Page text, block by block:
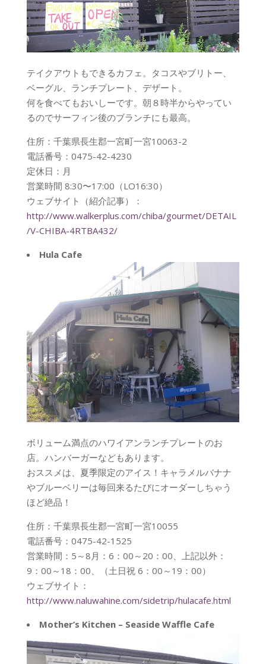
テイクアウトもできるカフェ。タコスやブリトー、
ベーグル、ランチプレート、デザート。
何を食べてもおいしーです。朝８時半からやってい
るのでサーフィン後のブランチにも最高。
住所：千葉県長生郡一宮町一宮10063-2
電話番号：0475-42-4230
定休日：月
営業時間 8:30〜17:00（LO16:30）
ウェブサイト（紹介記事）：
http://www.walkerplus.com/chiba/gourmet/DETAIL
/V-CHIBA-4RTBA432/
Hula Cafe
ボリューム満点のハワイアンランチプレートのお
店。ハンバーガーなどもあります。
おススメは、夏季限定のアイス！キャラメルバナナ
やブルーベリーは毎回来るたびにオーダーしちゃう
ほど絶品！
住所：千葉県長生郡一宮町一宮10055
電話番号：0475-42-1525
営業時間：5～8月：6：00～20：00、上記以外：
9：00～18：00、（土日祝 6：00～19：00）
ウェブサイト：
http://www.naluwahine.com/sidetrip/hulacafe.html
Mother’s Kitchen – Seaside Waffle Cafe